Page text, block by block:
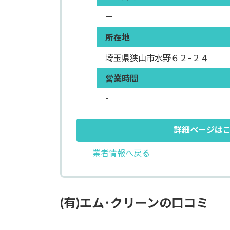
ー
所在地
埼玉県狭山市水野６２−２４
営業時間
-
詳細ページは
業者情報へ戻る
(有)エム･クリーンの口コミ